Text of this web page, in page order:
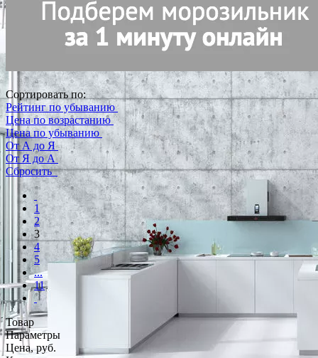
Сортировать по:
Рейтинг по убыванию
Цена по возрастанию
Цена по убыванию
От А до Я
От Я до А
Сбросить
1
2
3
4
5
...
11
Товар
Параметры
Цена, руб.